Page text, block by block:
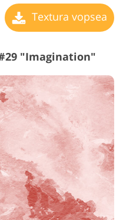
Textura vopsea
"Imagination"